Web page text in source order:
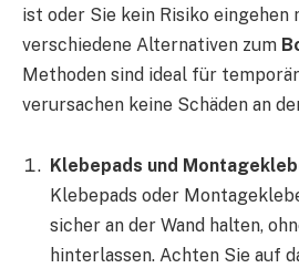
ist oder Sie kein Risiko eingehen
verschiedene Alternativen zum
Methoden sind ideal für
verursachen keine Schäden an
Klebepads und
Klebepads oder
sicher an der Wand halten,
hinterlassen. Achten Sie auf